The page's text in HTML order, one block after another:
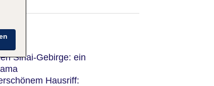
Sinai-Gebirge: ein
Hausriff: